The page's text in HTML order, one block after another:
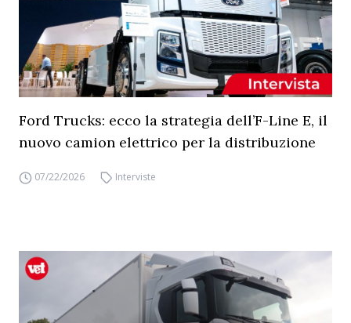
Ford Trucks: ecco la strategia dell’F-Line E, il
nuovo camion elettrico per la distribuzione
07/22/2026 Interviste